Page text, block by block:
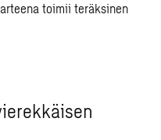
toimii teräksinen